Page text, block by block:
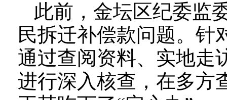
此前，金坛区纪委监
民拆迁补偿款问题。针
通过查阅资料、实地走
进行深入核查，在多方